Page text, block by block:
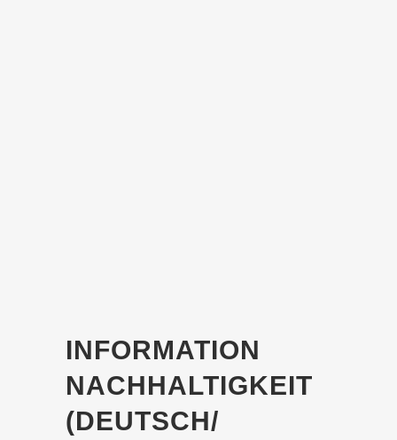
INFORMATION
NACHHALTIGKEIT
(DEUTSCH/